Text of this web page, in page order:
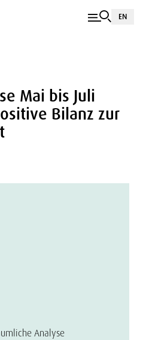
EN
Mai bis Juli
Bilanz zur
Analyse